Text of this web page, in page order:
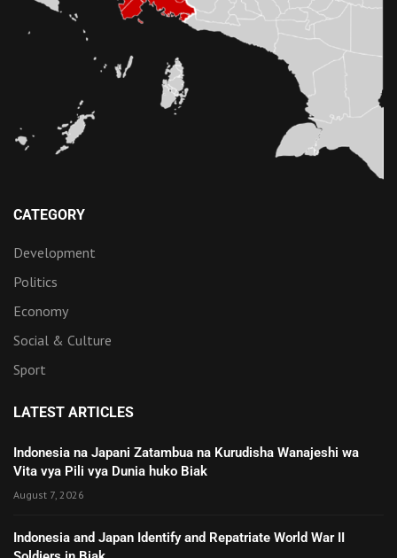
CATEGORY
Development
Politics
Economy
Social & Culture
Sport
LATEST ARTICLES
Indonesia na Japani Zatambua na Kurudisha Wanajeshi wa
Vita vya Pili vya Dunia huko Biak
August 7, 2026
Indonesia and Japan Identify and Repatriate World War II